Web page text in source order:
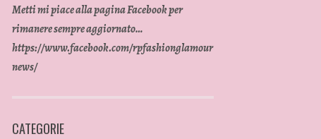
su nastro, suonati con la pancia e con
Metti mi piace alla pagina Facebook per
rimanere sempre aggiornato…
https://www.facebook.com/rpfashionglamour
news/
CATEGORIE